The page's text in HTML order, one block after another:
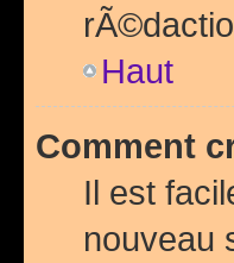
Haut
Comment
Il est
nouveau